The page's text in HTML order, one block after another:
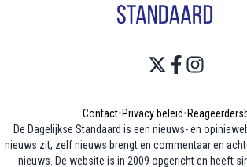
Contact•Privacy beleid•
De Dagelijkse Standaard is een nieuws- en
nieuws zit, zelf nieuws brengt en commentaar en
nieuws. De website is in 2009 opgericht en heeft